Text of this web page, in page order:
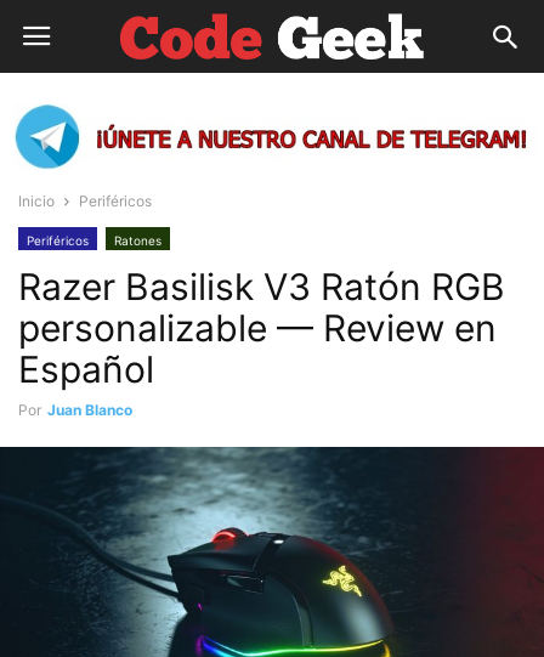
Inicio Periféricos
Periféricos Ratones
Razer Basilisk V3 Ratón RGB
personalizable — Review en
Español
Por Juan Blanco